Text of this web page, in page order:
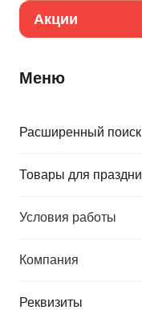
Акции
Меню
Расширенный поиск
Товары для
Условия работы
Компания
Реквизиты
другими элементами
стаканы и т.п.) как
непосредственному
33см. Тиснение
лицевую сторону.
К 18" РУС